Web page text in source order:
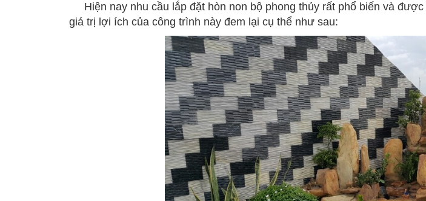
Hiện nay nhu cầu lắp đặt hòn non bộ phong thủy rất phổ biến và
giá trị lợi ích của công trình này đem lại cụ thể như sau: